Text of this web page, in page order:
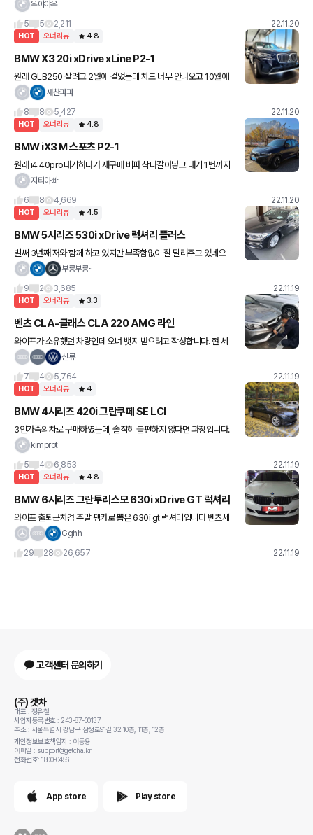
로는 짐이 감당되지않아 3만키로대 탄 인증중고로 업어왔습니다 (예
우야야우
5
5 2,211 22.11.20
HOT 오너리뷰 4.8
BMW X3 20i xDrive xLine P2-1
원래 GLB250 살려고 2월에 걸었는데 차도 너무 안나오고 10월에
연식변경되면서 금액이 400이상 올라가니 X3 가격이랑 차이가 별
새찬파파
8
8 5,427 22.11.20
HOT 오너리뷰 4.8
BMW iX3 M 스포츠 P2-1
원래 i4 40pro대기하다가 재구매 비파 삭다갈아넣고 대기 1번까지
왔는데 10월 온라인구매로 바뀌면서 나가리되어서 이거나 해보자하
차입
지티아빠
6
8 4,669 22.11.20
HOT 오너리뷰 4.5
BMW 5시리즈 530i xDrive 럭셔리 플러스
벌써 3년째 저와 함께 하고 있지만 부족함없이 잘 달려주고 있네요
그동안 탔던 차들은 3년정도 되면 바꾸고 싶다는 생각이 강하게 들었
부릉부릉~
9
2 3,685 22.11.19
HOT 오너리뷰 3.3
벤츠 CLA-클래스 CLA 220 AMG 라인
와이프가 소유했던 차량인데 오너 뱃지 받으려고 작성합니다. 현 세
대 모델이 예쁘긴 하지만 전 세대 AMG라인도 한 미모했습니다. 예
신류
7
4 5,764 22.11.19
HOT 오너리뷰 4
BMW 4시리즈 420i 그란쿠페 SE LCI
3인가족의차로 구매하였는데, 솔직히 불편하지 않다면 과장입니다.
카시트태울때마다 허리도 아프구 힘듭니다. 트렁크는 넓어보이지만..
니
kimprot
5
4 6,853 22.11.19
HOT 오너리뷰 4.8
BMW 6시리즈 그란투리스모 630i xDrive GT 럭셔리
와이프 출퇴근차겸 주말 팸카로 뽑은 630i gt 럭셔리입니다 벤츠세
단 아니면 안된다더니 6gt는 맘에 들어하네요;; (저는 사실 다른 차를
Gghh
29
28 26,657 22.11.19
고객센터 문의하기
(주) 겟차
대표 : 정유철
사업자등록번호 : 243-87-00137
주소 : 서울특별시 강남구 삼성로91길 32 10층, 11층, 12층
개인정보보호책임자 : 이동용
이메일 : support@getcha.kr
전화번호: 1800-0456
App store Play store